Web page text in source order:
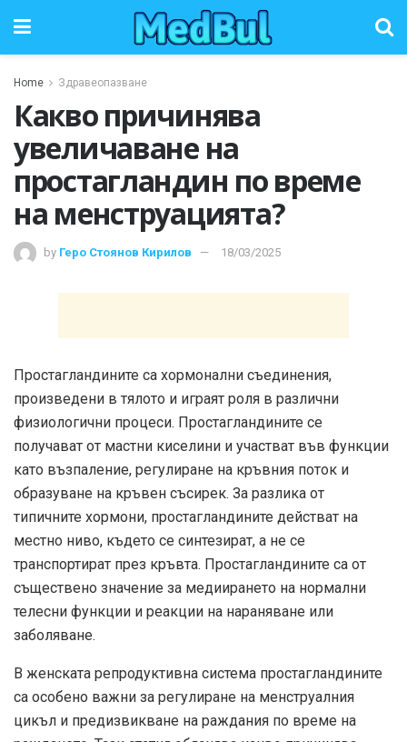
Home Здравеопазване
Какво причинява
увеличаване на
простагландин по време
на менструацията?
by Геро Стоянов Кирилов 18/03/2025
Простагландините са хормонални съединения,
произведени в тялото и играят роля в различни
физиологични процеси. Простагландините се
получават от мастни киселини и участват във функции
като възпаление, регулиране на кръвния поток и
образуване на кръвен съсирек. За разлика от
типичните хормони, простагландините действат на
местно ниво, където се синтезират, а не се
транспортират през кръвта. Простагландините са от
съществено значение за медиирането на нормални
телесни функции и реакции на нараняване или
заболяване.
В женската репродуктивна система простагландините
са особено важни за регулиране на менструалния
цикъл и предизвикване на раждания по време на